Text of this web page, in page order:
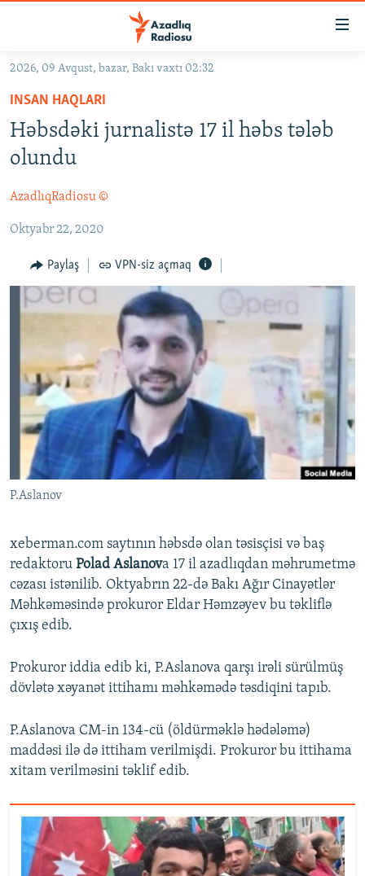
Əsas
qayıt
Əsas
naviqasiyaya
qayıt
Axtarışa
#İZAHLA
KORRUPSIOMETR
FƏRQƏ BAX
QANUNI DOĞRU
ARAŞDIRMA
MULTIMEDIA
İNFOQRAFIKA
KARIKATURA
AZƏRBAYCAN ƏDƏBIYYATI KITABXANASI
İSLAM VƏ DEMOKRATIYA
İZ - MƏDƏNIYYƏT PROQRAMI
HAQQIMIZDA
MISSIYAMIZ
PEŞƏ ETIKASI VƏ JURNALISTIKA STANDARTLARIMIZ
MATERIALLARIMIZDAN ISTIFADƏ
AZADLIQRADIOSU MOBIL TELEFONUNUZDA
BIZIMLƏ ƏLAQƏ
BIZI IZLƏ
RFE/RL-in bütün saytları
2026, 09 Avqust, bazar, Bakı vaxtı 02:32
INSAN HAQLARI
Həbsdəki jurnalistə 17 il həbs tələb
olundu
AzadlıqRadiosu ©
Oktyabr 22, 2020
Paylaş VPN-siz açmaq
P.Aslanov
xeberman.com saytının həbsdə olan təsisçisi və baş
redaktoru Polad Aslanova 17 il azadlıqdan məhrumetmə
cəzası istənilib. Oktyabrın 22-də Bakı Ağır Cinayətlər
Məhkəməsində prokuror Eldar Həmzəyev bu təkliflə
çıxış edib.
Prokuror iddia edib ki, P.Aslanova qarşı irəli sürülmüş
dövlətə xəyanət ittihamı məhkəmədə təsdiqini tapıb.
P.Aslanova CM-in 134-cü (öldürməklə hədələmə)
maddəsi ilə də ittiham verilmişdi. Prokuror bu ittihama
xitam verilməsini təklif edib.